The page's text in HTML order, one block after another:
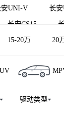
UNI-V 长
长安CS15
奔奔 长安
长安
逸动ET 奔
15-20万 20
驱动类型